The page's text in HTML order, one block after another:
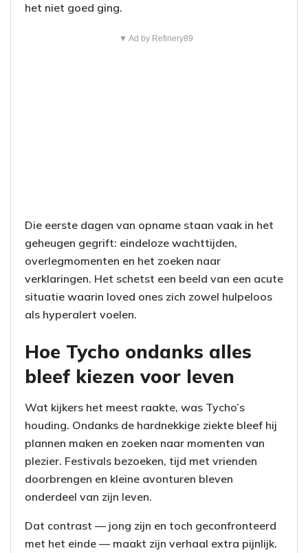
het niet goed ging.
▼ Ad by Refinery89
Die eerste dagen van opname staan vaak in het
geheugen gegrift: eindeloze wachttijden,
overlegmomenten en het zoeken naar
verklaringen. Het schetst een beeld van een acute
situatie waarin loved ones zich zowel hulpeloos
als hyperalert voelen.
Hoe Tycho ondanks alles
bleef kiezen voor leven
Wat kijkers het meest raakte, was Tycho’s
houding. Ondanks de hardnekkige ziekte bleef hij
plannen maken en zoeken naar momenten van
plezier. Festivals bezoeken, tijd met vrienden
doorbrengen en kleine avonturen bleven
onderdeel van zijn leven.
Dat contrast — jong zijn en toch geconfronteerd
met het einde — maakt zijn verhaal extra pijnlijk.